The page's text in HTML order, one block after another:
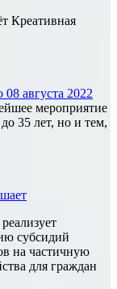
Креативная
августа 2022
мероприятие
35 лет, но и тем,
субсидий
на частичную
для граждан